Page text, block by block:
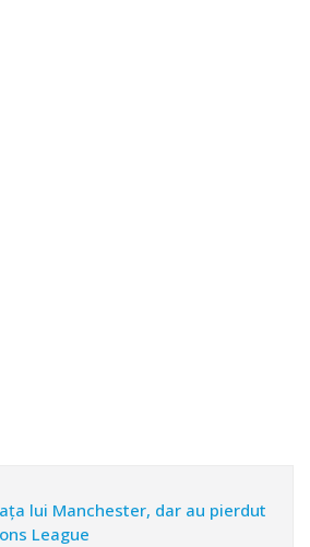
lui Manchester, dar au pierdut
League